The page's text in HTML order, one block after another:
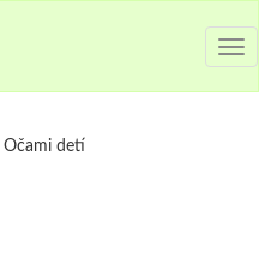
Očami detí